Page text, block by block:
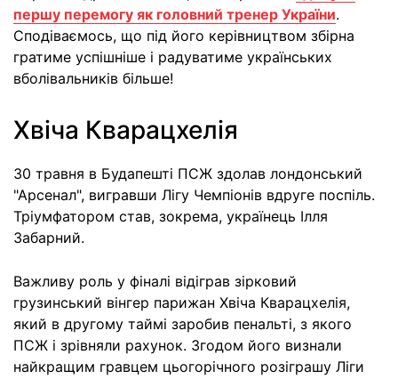
першу перемогу як головний тренер України.
Сподіваємось, що під його керівництвом збірна
гратиме успішніше і радуватиме українських
вболівальників більше!
Хвіча Кварацхелія
30 травня в Будапешті ПСЖ здолав лондонський
"Арсенал", вигравши Лігу Чемпіонів вдруге поспіль.
Тріумфатором став, зокрема, українець Ілля
Забарний.
Важливу роль у фіналі відіграв зірковий
грузинський вінгер парижан Хвіча Кварацхелія,
який в другому таймі заробив пенальті, з якого
ПСЖ і зрівняли рахунок. Згодом його визнали
найкращим гравцем цьогорічного розіграшу Ліги